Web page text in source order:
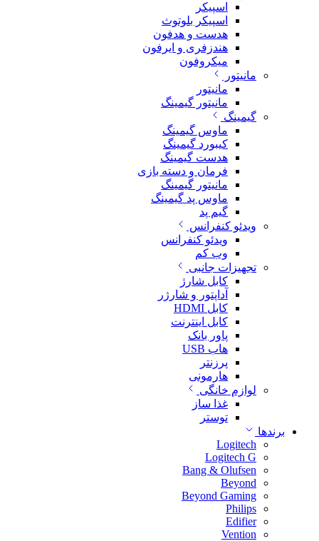
اسپیکر
اسپیکر بلوتوث
هدست و هدفون
هندزفری و ایرفون
میکروفون
مانیتور
مانیتور
مانیتور گیمینگ
گیمینگ
ماوس گیمینگ
کیبورد گیمینگ
هدست گیمینگ
فرمان و دسته بازی
مانیتور گیمینگ
ماوس پد گیمینگ
گیم پد
ویدئو کنفرانس
ویدئو کنفرانس
وب کم
تجهیزات جانبی
کابل شارژ
آداپتور و شارژر
کابل HDMI
کابل اینترنت
پاور بانک
هاب USB
پرزنتر
هارمونی
لوازم خانگی
غذا ساز
توستر
برندها
Logitech
Logitech G
Bang & Olufsen
Beyond
Beyond Gaming
Philips
Edifier
Vention